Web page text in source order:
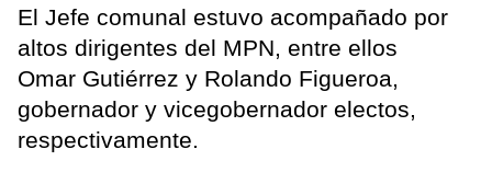
El Jefe comunal estuvo acompañado por
altos dirigentes del MPN, entre ellos
Omar Gutiérrez y Rolando Figueroa,
gobernador y vicegobernador electos,
respectivamente.